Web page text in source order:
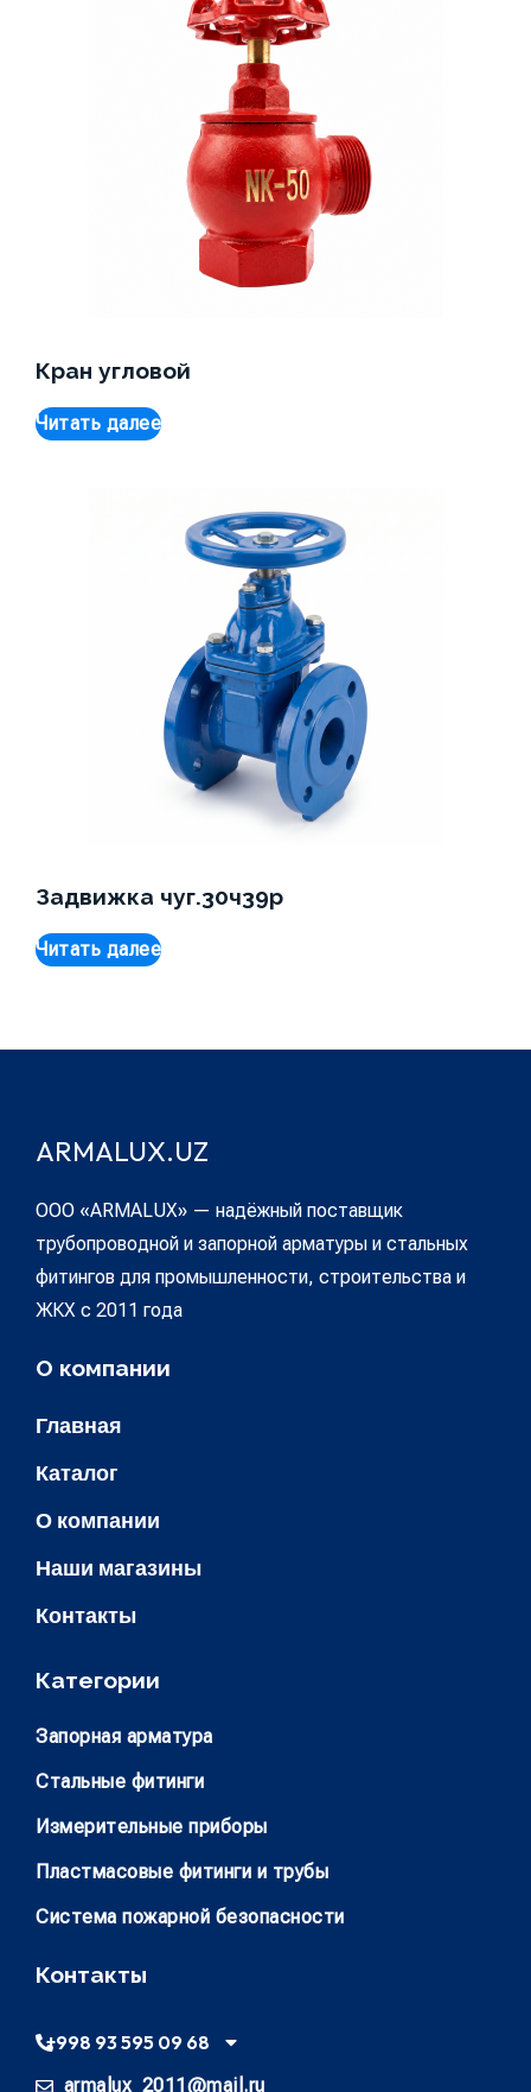
Кран угловой
Читать далее
Задвижка чуг.30ч39р
Читать далее
ARMALUX.UZ
ООО «ARMALUX» — надёжный поставщик
трубопроводной и запорной арматуры и стальных
фитингов для промышленности, строительства и
ЖКХ с 2011 года
О компании
Главная
Каталог
О компании
Наши магазины
Контакты
Категории
Запорная арматура
Стальные фитинги
Измерительные приборы
Пластмасовые фитинги и трубы
Система пожарной безопасности
Контакты
+998 93 595 09 68
armalux_2011@mail.ru